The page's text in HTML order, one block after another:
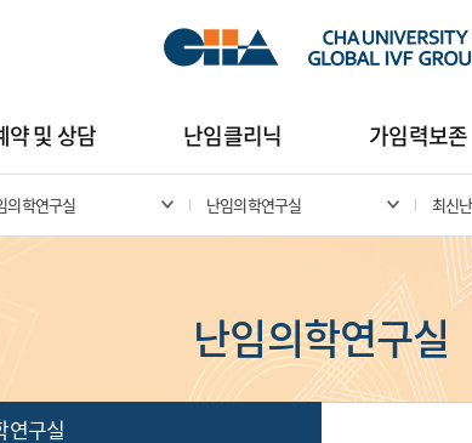
약 및 상담 난임클리닉 가임력보존
의학연구실 난임의학연구실 최신
난임의학연구실
연구실